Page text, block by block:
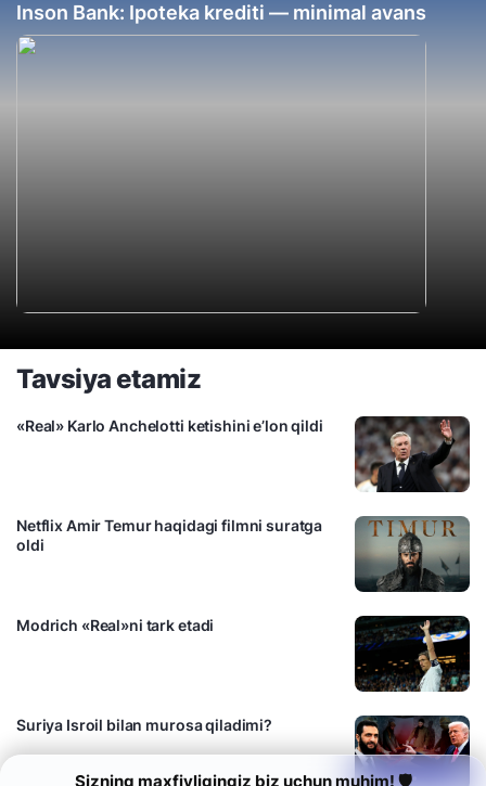
Sizning maxfiyligingiz biz uchun muhim! 🛡
Inson Bank: Ipoteka krediti — minimal avans
Tavsiya etamiz
«Real» Karlo Anchelotti ketishini e’lon qildi
Netflix Amir Temur haqidagi filmni suratga
oldi
Modrich «Real»ni tark etadi
Suriya Isroil bilan murosa qiladimi?